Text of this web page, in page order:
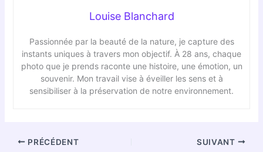
Louise Blanchard
Passionnée par la beauté de la nature, je capture des
instants uniques à travers mon objectif. À 28 ans, chaque
photo que je prends raconte une histoire, une émotion, un
souvenir. Mon travail vise à éveiller les sens et à
sensibiliser à la préservation de notre environnement.
PRÉCÉDENT SUIVANT